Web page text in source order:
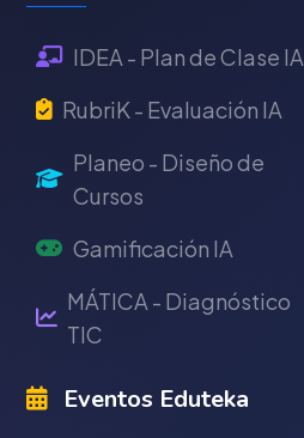
IDEA - Plan de Clase IA
RubriK - Evaluación IA
Planeo - Diseño de
Cursos
Gamificación IA
MÁTICA - Diagnóstico
TIC
Eventos Eduteka